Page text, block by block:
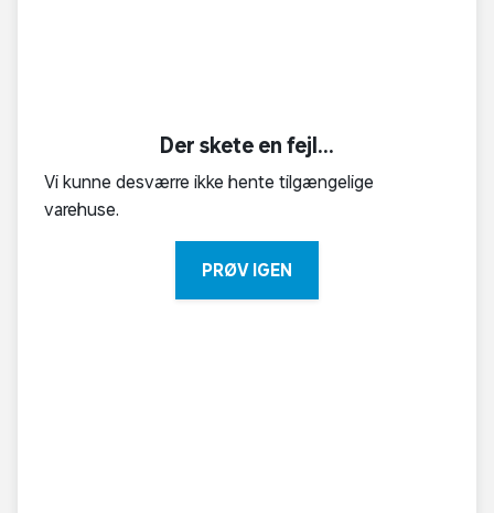
Der skete en fejl...
Vi kunne desværre ikke hente tilgængelige
varehuse.
PRØV IGEN